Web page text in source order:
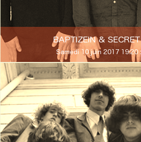
BAPTIZEIN &
Samedi 10 juin 2017 19:20